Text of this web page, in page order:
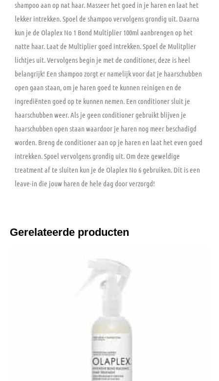
shampoo aan op nat haar. Masseer het goed in je haren en laat het
lekker intrekken. Spoel de shampoo vervolgens grondig uit. Daarna
kun je de Olaplex No 1 Bond Multiplier 100ml aanbrengen op het
natte haar. Laat de Multiplier goed intrekken. Spoel de Mulitplier
lichtjes uit. Vervolgens begin je met de conditioner, deze is heel
belangrijk! Een shampoo zorgt er namelijk voor dat je haarschubben
open gaan staan, om je haren goed te kunnen reinigen en de
ingrediënten goed op te kunnen nemen. Een conditioner sluit je
haarschubben weer. Als je geen conditioner gebruikt blijven je
haarschubben open staan waardoor je haren nog meer beschadigd
worden. Breng de conditioner aan op je haren en laat het even goed
intrekken. Spoel vervolgens grondig uit. Om deze geweldige
treatment af te sluiten kun je de Olaplex No 6 gebruiken. Dit is een
leave-in die jouw haren de hele dag door verzorgd!
Gerelateerde producten